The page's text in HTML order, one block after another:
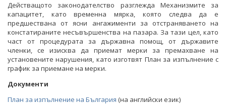
Действащото законодателство разглежда Механизмите за
капацитет, като временна мярка, която следва да е
предшествана от ясни ангажименти за отстраняването на
констатираните несъвършенства на пазара. За тази цел, като
част от процедурата за държавна помощ, от държавите
членки, се изисква да приемат мерки за премахване на
установените нарушения, като изготвят План за изпълнение с
график за приемане на мерки.
Документи
План за изпълнение на България (на английски език)